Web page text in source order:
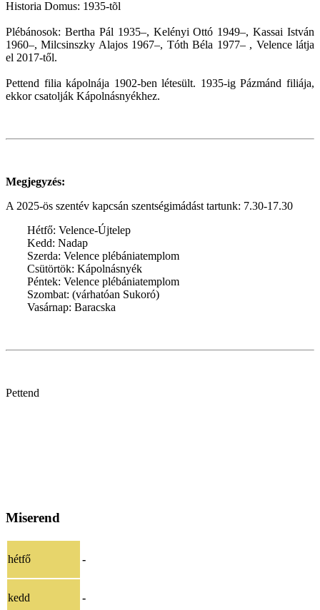
Historia Domus: 1935-tõl
Plébánosok: Bertha Pál 1935–, Kelényi Ottó 1949–, Kassai István
1960–, Milcsinszky Alajos 1967–, Tóth Béla 1977– , Velence látja
el 2017-től.
Pettend filia kápolnája 1902-ben létesült. 1935-ig Pázmánd filiája,
ekkor csatolják Kápolnásnyékhez.
Megjegyzés:
A 2025-ös szentév kapcsán szentségimádást tartunk: 7.30-17.30
Hétfő: Velence-Újtelep
Kedd: Nadap
Szerda: Velence plébániatemplom
Csütörtök: Kápolnásnyék
Péntek: Velence plébániatemplom
Szombat: (várhatóan Sukoró)
Vasárnap: Baracska
Pettend
Miserend
hétfő -
kedd -